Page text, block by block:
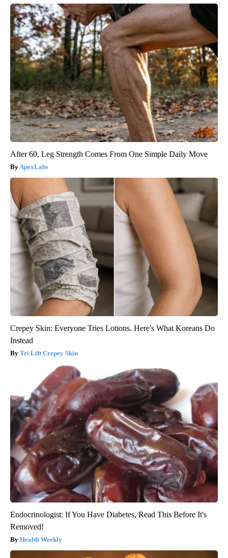
After 60, Leg Strength Comes From One Simple Daily Move
ApexLabs
Crepey Skin: Everyone Tries Lotions. Here's What Koreans Do
Instead
Tri Lift Crepey Skin
Endocrinologist: If You Have Diabetes, Read This Before It's
Removed!
Health Weekly